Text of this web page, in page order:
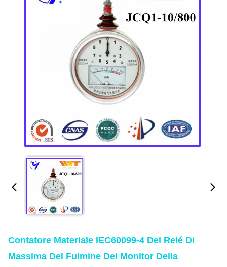
Contatore Materiale IEC60099-4 Del Relé Di
Massima Del Fulmine Del Monitor Della